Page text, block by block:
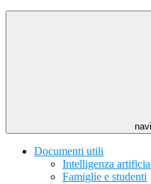
Documenti utili
Intelligenza
Famiglie e studenti